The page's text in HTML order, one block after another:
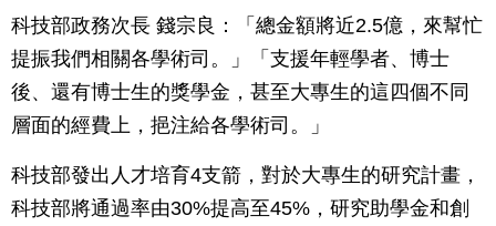
科技部政務次長 錢宗良：「總金額將近2.5億，來幫忙
提振我們相關各學術司。」「支援年輕學者、博士
後、還有博士生的獎學金，甚至大專生的這四個不同
層面的經費上，挹注給各學術司。」
科技部發出人才培育4支箭，對於大專生的研究計畫，
科技部將通過率由30%提高至45%，研究助學金和創